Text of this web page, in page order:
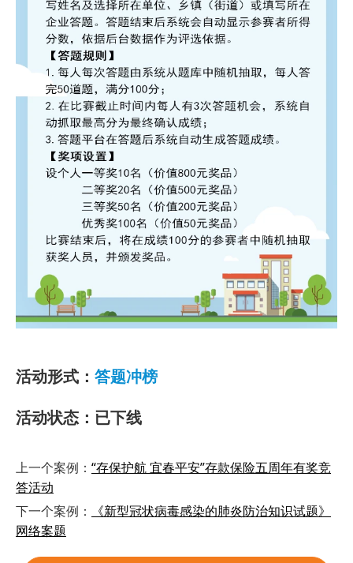
活动形式： 答题冲榜
活动状态：已下线
上一个案例： “存保护航 宜春平安”存款保险五周年有奖竞
答活动
下一个案例：
《新型冠状病毒感染的肺炎防治知识试题》
网络案题